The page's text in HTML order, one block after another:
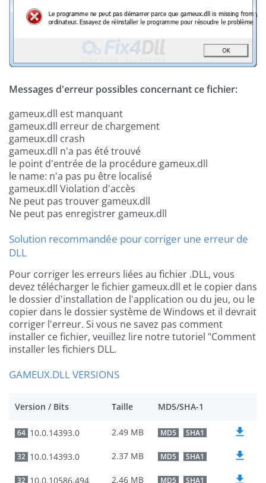
Messages d'erreur possibles concernant ce fichier:
gameux.dll est manquant
gameux.dll erreur de chargement
gameux.dll crash
gameux.dll n'a pas été trouvé
le point d'entrée de la procédure gameux.dll
le name: n'a pas pu être localisé
gameux.dll Violation d'accès
Ne peut pas trouver gameux.dll
Ne peut pas enregistrer gameux.dll
Solution recommandée pour corriger une erreur de
DLL
Pour corriger les erreurs liées au fichier .DLL, vous
devez télécharger le fichier gameux.dll et le copier dans
le dossier d'installation de l'application ou du jeu, ou le
copier dans le dossier système de Windows et il devrait
corriger l'erreur. Si vous ne savez pas comment
installer ce fichier, veuillez lire notre tutoriel "Comment
installer les fichiers DLL.
GAMEUX.DLL VERSIONS
Version / Bits Taille MD5/SHA-1
64 10.0.14393.0 2.49 MB MD5 SHA1
32 10.0.14393.0 2.37 MB MD5 SHA1
32 10.0.10586.494 2.46 MB MD5 SHA1